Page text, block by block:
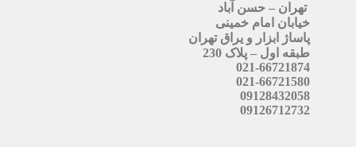
تهران – حسن آباد
خیابان امام خمینی
پاساژ ابزار و یراق تهران
طبقه اول – پلاک 230
021-66721874
021-66721580
09128432058
09126712732